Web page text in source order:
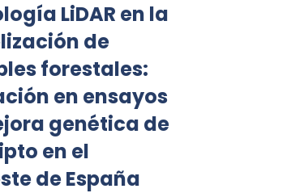
LiDAR en la
de
forestales:
en ensayos
genética de
en el
de España